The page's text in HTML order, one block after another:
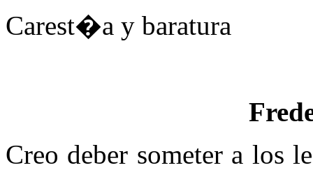
Carest�a y baratura
Creo deber someter a los